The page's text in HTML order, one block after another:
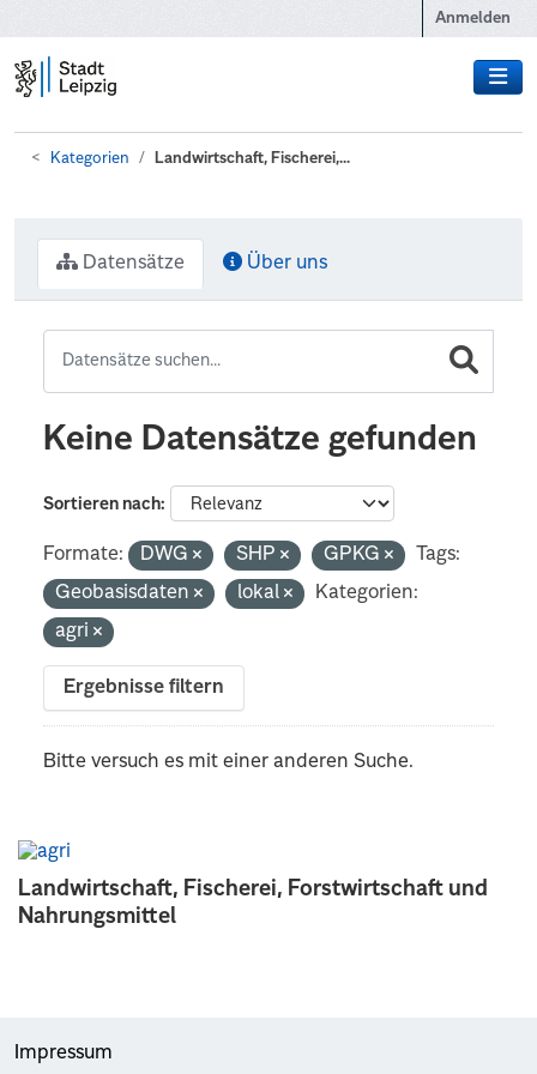
Anmelden
Kategorien Landwirtschaft, Fischerei,...
Landwirtschaft, Fischerei, Forstwirtschaft und
Nahrungsmittel
Datensätze Über uns
Keine Datensätze gefunden
Sortieren nach
Formate: DWG SHP GPKG
Tags:
Geobasisdaten
lokal
Kategorien:
agri
Ergebnisse filtern
Bitte versuch es mit einer anderen Suche.
Impressum